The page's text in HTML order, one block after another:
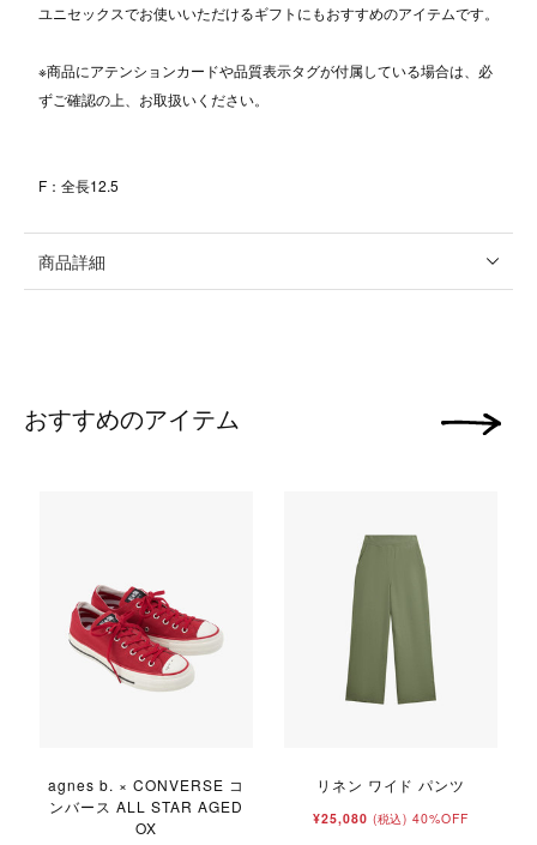
ユニセックスでお使いいただけるギフトにもおすすめのアイテムです。
※商品にアテンションカードや品質表示タグが付属している場合は、必
ずご確認の上、お取扱いください。
F：全長12.5
商品詳細
おすすめのアイテム
agnes b. × CONVERSE コ
ンバース ALL STAR AGED
OX
リネン ワイド パンツ
¥25,080 (税込) 40%OFF
次の画像